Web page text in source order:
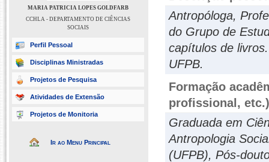
MARIA PATRICIA LOPES GOLDFARB
CCHLA - DEPARTAMENTO DE CIÊNCIAS
SOCIAIS
Perfil Pessoal
Disciplinas Ministradas
Projetos de Pesquisa
Atividades de Extensão
Projetos de Monitoria
Ir ao Menu Principal
Antropóloga,
do Grupo de
capítulos de
UFPB.
Formação
profissional, etc.)
Graduada em
Antropologia
(UFPB), Pós-